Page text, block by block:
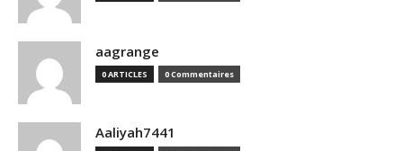
aagrange
0 ARTICLES 0 Commentaires
Aaliyah7441